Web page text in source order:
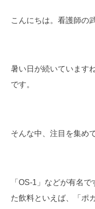
こんにちは。看護師の
暑い日が続いています
です。
そんな中、注目を集め
「OS-1」などが有名
た飲料といえば、「ポ